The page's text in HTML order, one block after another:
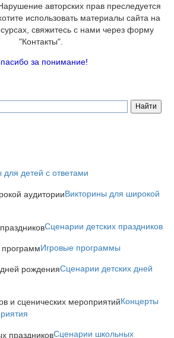
авторских прав преследуется
использовать материалы сайта на
свяжитесь с нами через форму
"Контакты".
за понимание!
для детей с ответами
Викторины для широкой
Сценарии детских праздников
Игровые программы
Сценарии детских дней
Концерты
Сценарии школьных